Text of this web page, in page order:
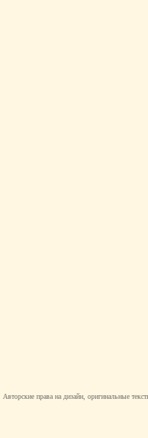
Авторские права на дизайн, оригинальные